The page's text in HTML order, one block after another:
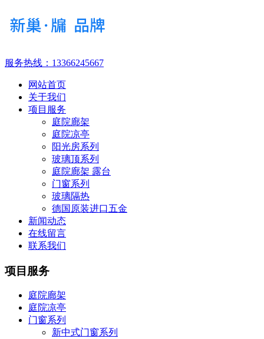
服务热线： 13366245667
网站首页
关于我们
项目服务
庭院廊架
庭院凉亭
阳光房系列
玻璃顶系列
庭院廊架 露台
门窗系列
玻璃隔热
德国原装进口五金
新闻动态
在线留言
联系我们
项目服务
庭院廊架
庭院凉亭
门窗系列
新中式门窗系列